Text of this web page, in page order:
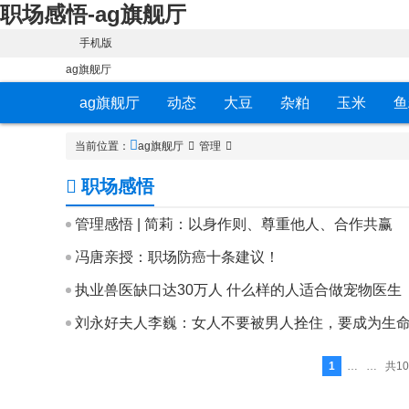
职场感悟-ag旗舰厅
手机版
ag旗舰厅
ag旗舰厅 动态 大豆 杂粕 玉米
当前位置： ag旗舰厅 管理
职场感悟
管理感悟 | 简莉：以身作则、尊重他人、合作共赢
冯唐亲授：职场防癌十条建议！
执业兽医缺口达30万人 什么样的人适合做宠物医生
刘永好夫人李巍：女人不要被男人拴住，要成为生
1 … … 共